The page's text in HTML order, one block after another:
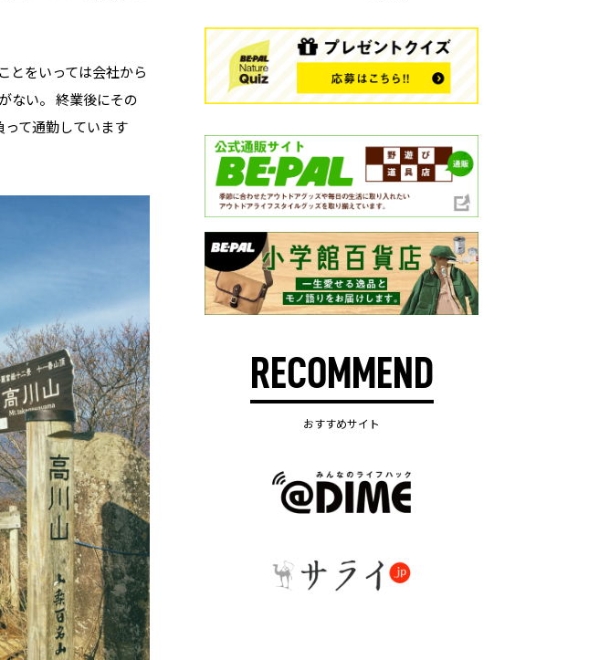
とをいっては会社から
ない。 終業後にその
て通勤しています
RECOMMEND
おすすめサイト